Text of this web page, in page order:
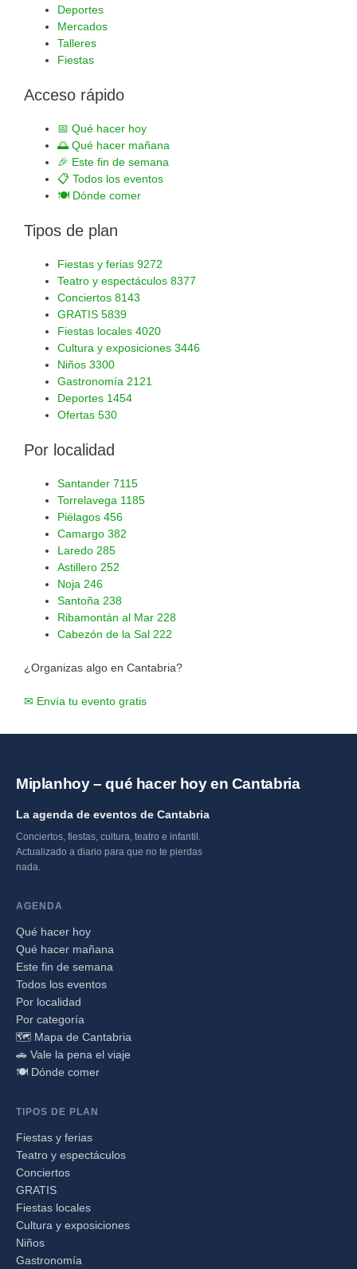
Deportes
Mercados
Talleres
Fiestas
Acceso rápido
📅 Qué hacer hoy
🌅 Qué hacer mañana
🎉 Este fin de semana
📋 Todos los eventos
🍽️ Dónde comer
Tipos de plan
Fiestas y ferias 9272
Teatro y espectáculos 8377
Conciertos 8143
GRATIS 5839
Fiestas locales 4020
Cultura y exposiciones 3446
Niños 3300
Gastronomía 2121
Deportes 1454
Ofertas 530
Por localidad
Santander 7115
Torrelavega 1185
Piélagos 456
Camargo 382
Laredo 285
Astillero 252
Noja 246
Santoña 238
Ribamontán al Mar 228
Cabezón de la Sal 222
¿Organizas algo en Cantabria?
✉ Envía tu evento gratis
Miplanhoy – qué hacer hoy en Cantabria
La agenda de eventos de Cantabria
Conciertos, fiestas, cultura, teatro e infantil.
Actualizado a diario para que no te pierdas
nada.
AGENDA
Qué hacer hoy
Qué hacer mañana
Este fin de semana
Todos los eventos
Por localidad
Por categoría
🗺️ Mapa de Cantabria
🚗 Vale la pena el viaje
🍽️ Dónde comer
TIPOS DE PLAN
Fiestas y ferias
Teatro y espectáculos
Conciertos
GRATIS
Fiestas locales
Cultura y exposiciones
Niños
Gastronomía